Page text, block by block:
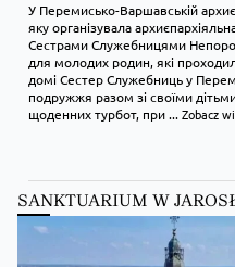
У Перемисько-Варшавській
яку організувала
Сестрами Служебницями
для молодих родин, які
домі Сестер Служебниць у
подружжя разом зі своїми
щоденних турбот, при...Zobacz
Kościół
SANKTUARIUM W